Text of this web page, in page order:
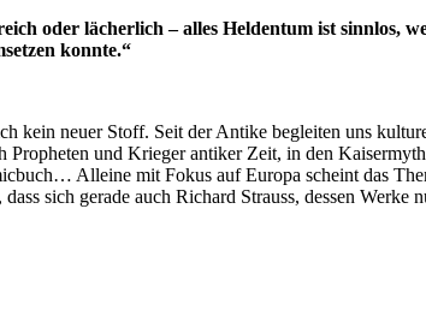
oder lächerlich – alles Heldentum ist
konnte.“
kein neuer Stoff. Seit der Antike begleiten uns
Propheten und Krieger antiker Zeit, in den
Alleine mit Fokus auf Europa scheint das
sich gerade auch Richard Strauss, dessen